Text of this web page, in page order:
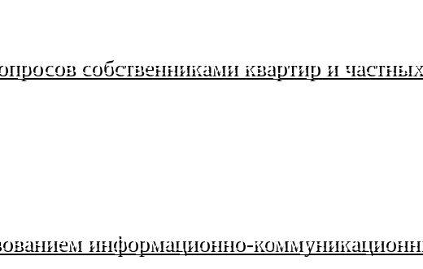
собственниками квартир и частных
информационно-